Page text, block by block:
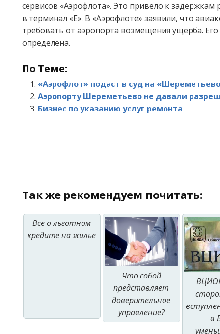
сервисов «Аэрофлота». Это привело к задержкам
в терминал «E». В «Аэрофлоте» заявили, что
требовать от аэропорта возмещения ущерба.
определена.
По Теме:
«Аэрофлот» подаст в суд на
Аэропорту Шереметьево не давали
Бизнес по указанию услуг ремонта
Так же рекомендуем почитать:
Все о льготном
кредите на жилье
Что собой
представляет
доверительное
управление?
в